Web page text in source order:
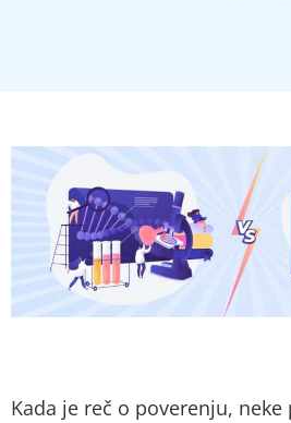
Kada je reč o poverenju,